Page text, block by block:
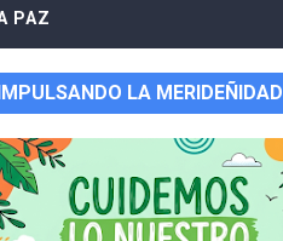
PAZ
IMPULSANDO LA MERIDEÑIDAD